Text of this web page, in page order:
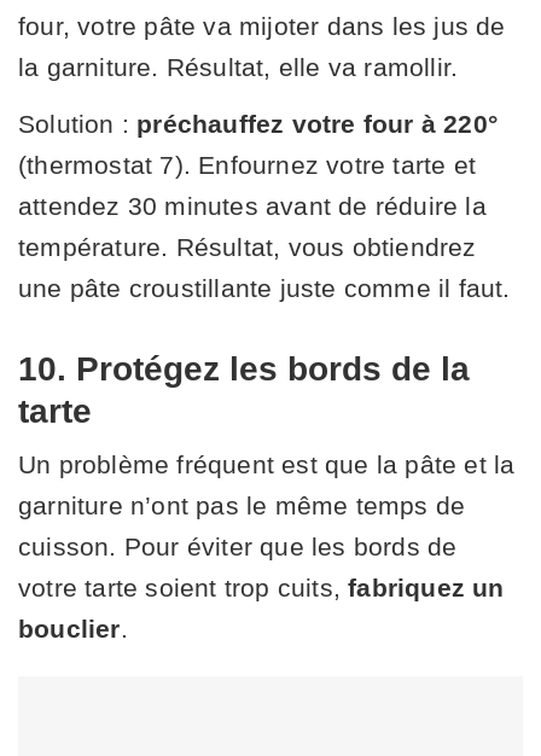
four, votre pâte va mijoter dans les jus de
la garniture. Résultat, elle va ramollir.
Solution : préchauffez votre four à 220°
(thermostat 7). Enfournez votre tarte et
attendez 30 minutes avant de réduire la
température. Résultat, vous obtiendrez
une pâte croustillante juste comme il faut.
10. Protégez les bords de la
tarte
Un problème fréquent est que la pâte et la
garniture n’ont pas le même temps de
cuisson. Pour éviter que les bords de
votre tarte soient trop cuits,fabriquez un
bouclier